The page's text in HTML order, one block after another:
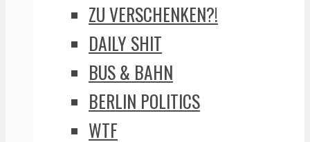
ZU VERSCHENKEN?!
DAILY SHIT
BUS & BAHN
BERLIN POLITICS
WTF